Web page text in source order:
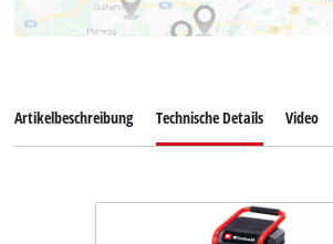
Artikelbeschreibung Technische Details Video